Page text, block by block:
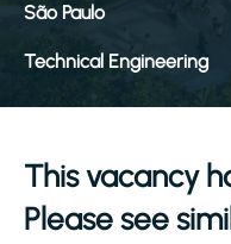
São Paulo
Technical Engineering
This vacancy
Please see